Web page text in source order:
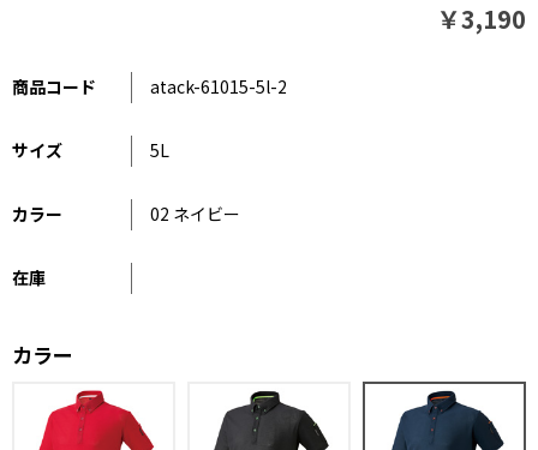
￥3,190
商品コード atack-61015-5l-2
サイズ 5L
カラー 02 ネイビー
在庫
カラー